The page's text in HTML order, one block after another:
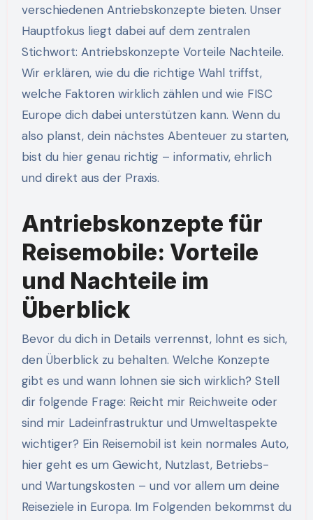
verschiedenen Antriebskonzepte bieten. Unser
Hauptfokus liegt dabei auf dem zentralen
Stichwort: Antriebskonzepte Vorteile Nachteile.
Wir erklären, wie du die richtige Wahl triffst,
welche Faktoren wirklich zählen und wie FISC
Europe dich dabei unterstützen kann. Wenn du
also planst, dein nächstes Abenteuer zu starten,
bist du hier genau richtig – informativ, ehrlich
und direkt aus der Praxis.
Antriebskonzepte für
Reisemobile: Vorteile
und Nachteile im
Überblick
Bevor du dich in Details verrennst, lohnt es sich,
den Überblick zu behalten. Welche Konzepte
gibt es und wann lohnen sie sich wirklich? Stell
dir folgende Frage: Reicht mir Reichweite oder
sind mir Ladeinfrastruktur und Umweltaspekte
wichtiger? Ein Reisemobil ist kein normales Auto,
hier geht es um Gewicht, Nutzlast, Betriebs-
und Wartungskosten – und vor allem um deine
Reiseziele in Europa. Im Folgenden bekommst du